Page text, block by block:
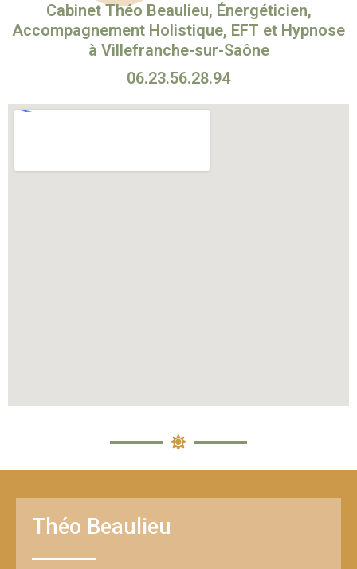
Cabinet Théo Beaulieu, Énergéticien,
Accompagnement Holistique, EFT et Hypnose
à Villefranche-sur-Saône
06.23.56.28.94
Théo Beaulieu